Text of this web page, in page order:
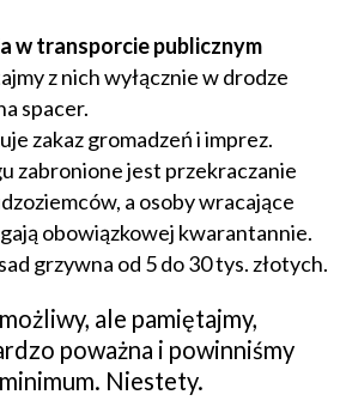
w transporcie publicznym
z nich wyłącznie w drodze
spacer.
zakaz gromadzeń i imprez.
zabronione jest przekraczanie
a osoby wracające
obowiązkowej kwarantannie.
grzywna od 5 do 30 tys. złotych.
ale pamiętajmy,
poważna i powinniśmy
Niestety.